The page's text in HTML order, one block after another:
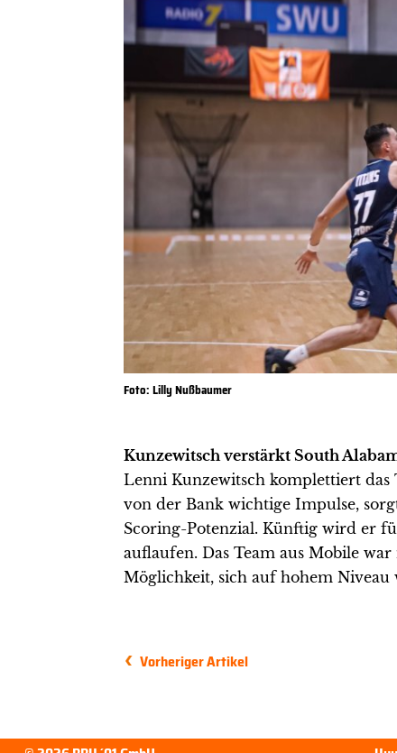
Foto: Lilly Nußbaumer
Kunzewitsch verstärkt South
Lenni Kunzewitsch komplettiert
von der Bank wichtige Impulse,
Scoring-Potenzial. Künftig wird er
auflaufen. Das Team aus Mobile
Möglichkeit, sich auf hohem Niveau
Vorheriger Artikel